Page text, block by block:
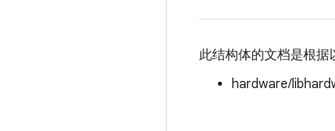
此结构体的文档是根据
hardware/